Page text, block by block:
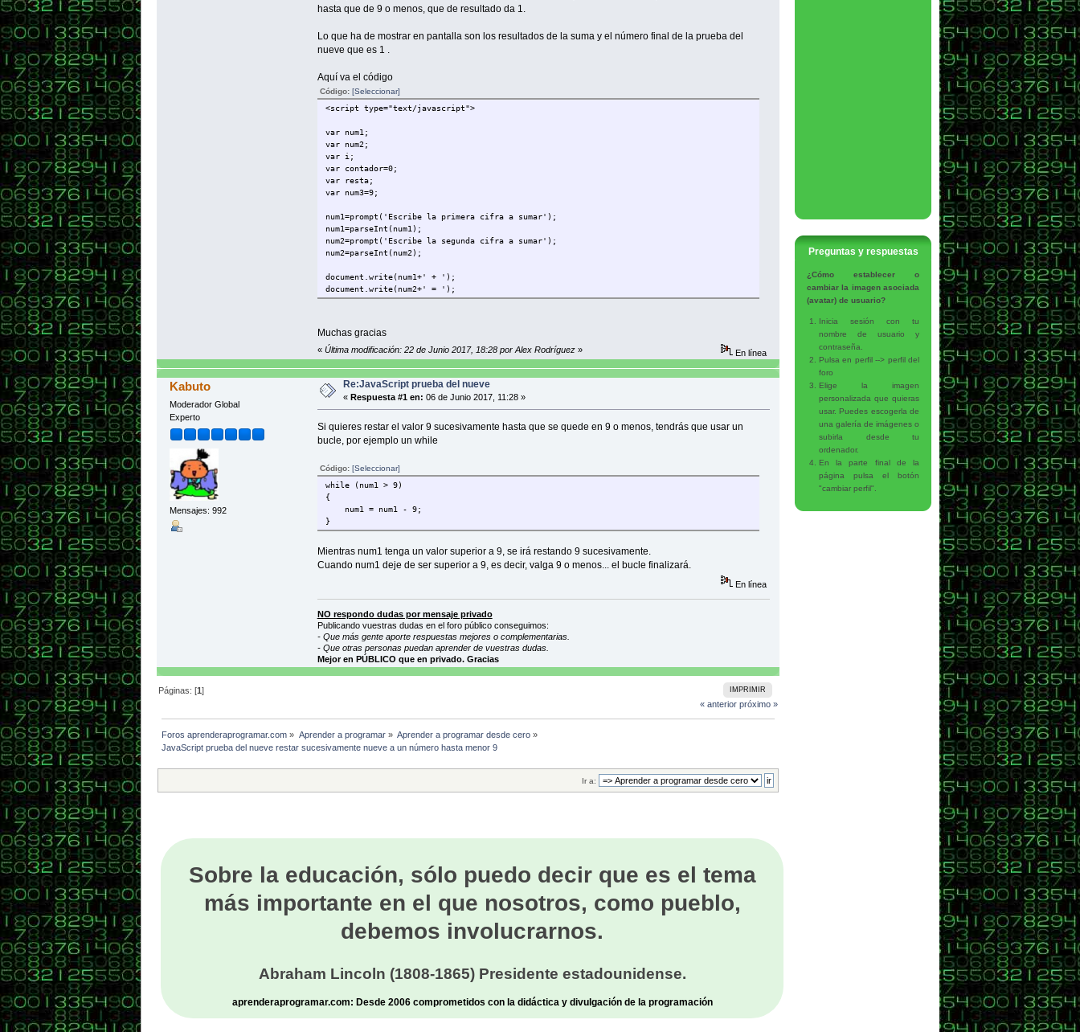
hasta que de 9 o menos, que de resultado da 1.
Lo que ha de mostrar en pantalla son los resultados de la suma y el número final de la prueba del
nueve que es 1 .
Aquí va el código
Código: [Seleccionar]
<script type="text/javascript">
var num1;
var num2;
var i;
var contador=0;
var resta;
var num3=9;
num1=prompt('Escribe la primera cifra a sumar');
num1=parseInt(num1);
num2=prompt('Escribe la segunda cifra a sumar');
num2=parseInt(num2);
document.write(num1+' + ');
document.write(num2+' = ');
resta=(num1-num3);
</script>
Muchas gracias
« Última modificación: 22 de Junio 2017, 18:28 por Alex Rodríguez» En línea
Kabuto
Moderador Global
Experto
Mensajes: 992
Re:JavaScript prueba del nueve
« Respuesta #1 en: 06 de Junio 2017, 11:28 »
Si quieres restar el valor 9 sucesivamente hasta que se quede en 9 o menos, tendrás que usar un
bucle, por ejemplo un while
Código: [Seleccionar]
while (num1 > 9)
{
num1 = num1 - 9;
}
Mientras num1 tenga un valor superior a 9, se irá restando 9 sucesivamente.
Cuando num1 deje de ser superior a 9, es decir, valga 9 o menos... el bucle finalizará.
En línea
NO respondo dudas por mensaje privado
Publicando vuestras dudas en el foro público conseguimos:
- Que más gente aporte respuestas mejores o complementarias.
- Que otras personas puedan aprender de vuestras dudas.
Mejor en PÚBLICO que en privado. Gracias
IMPRIMIR
Páginas: [1]
« anterior próximo »
Foros aprenderaprogramar.com » Aprender a programar» Aprender a programar desde cero»
JavaScript prueba del nueve restar sucesivamente nueve a un número hasta menor 9
Ir a:
Sobre la educación, sólo puedo decir que es el tema
más importante en el que nosotros, como pueblo,
debemos involucrarnos.
Abraham Lincoln (1808-1865) Presidente estadounidense.
aprenderaprogramar.com: Desde 2006 comprometidos con la didáctica y divulgación de la programación
Preguntas y respuestas
¿Cómo establecer o
cambiar la imagen asociada
(avatar) de usuario?
Inicia sesión con tu
nombre de usuario y
contraseña.
Pulsa en perfil --> perfil del
foro
Elige la imagen
personalizada que quieras
usar. Puedes escogerla de
una galería de imágenes o
subirla desde tu
ordenador.
En la parte final de la
página pulsa el botón
"cambiar perfil".